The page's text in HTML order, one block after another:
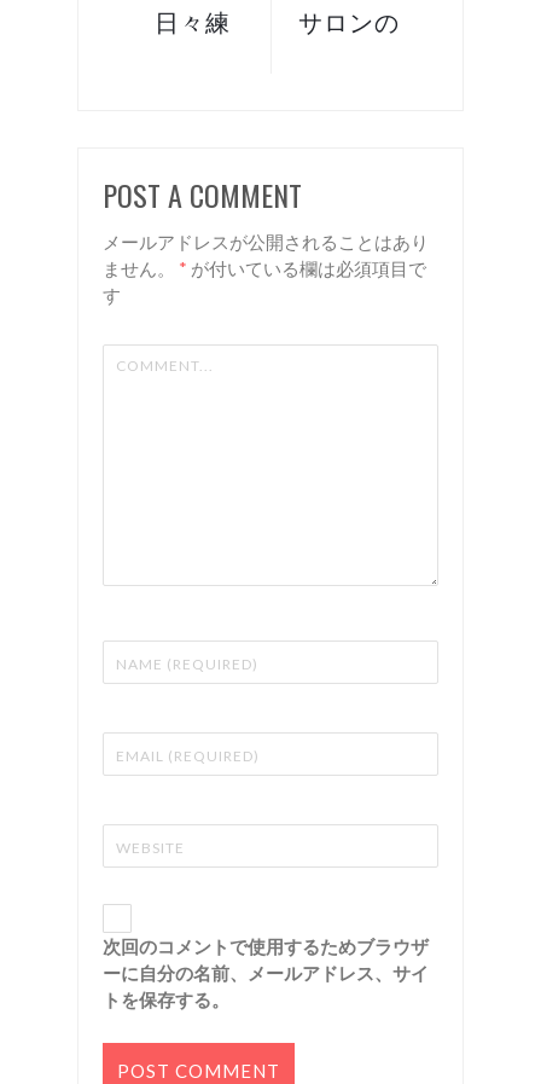
日々練
ン
サロンの
ン
POST A COMMENT
メールアドレスが公開されることはあり
ません。
* が付いている欄は必須項目で
す
次回のコメントで使用するためブラウザ
ーに自分の名前、メールアドレス、サイ
トを保存する。